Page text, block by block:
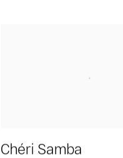
Chéri Samba